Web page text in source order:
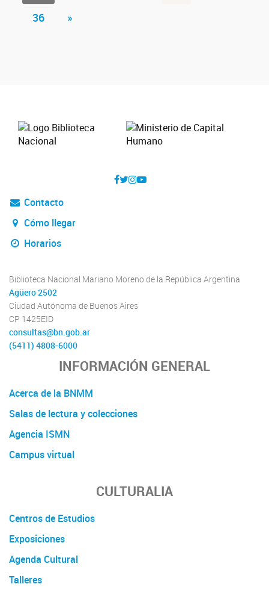
36
»
Contacto
Cómo llegar
Horarios
Biblioteca Nacional Mariano Moreno de la República Argentina
Agüero 2502
Ciudad Autónoma de Buenos Aires
CP 1425EID
consultas@bn.gob.ar
(5411) 4808-6000
INFORMACIÓN GENERAL
Acerca de la BNMM
Salas de lectura y colecciones
Agencia ISMN
Campus virtual
CULTURALIA
Centros de Estudios
Exposiciones
Agenda Cultural
Talleres